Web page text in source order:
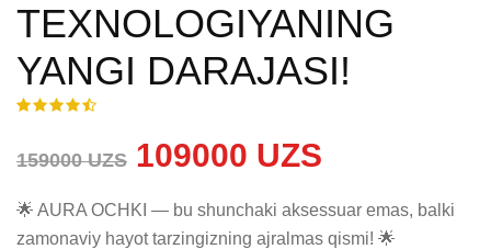
TEXNOLOGIYANING
YANGI DARAJASI!
159000 UZS 109000 UZS
🌟 AURA OCHKI — bu shunchaki aksessuar emas, balki
zamonaviy hayot tarzingizning ajralmas qismi! 🌟